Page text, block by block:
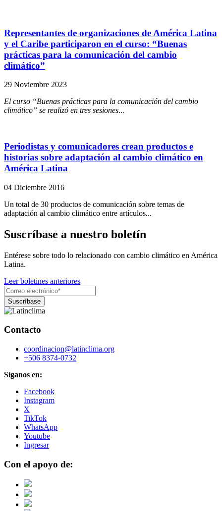
Representantes de organizaciones de América Latina
y el Caribe participaron en el curso: “Buenas
prácticas para la comunicación del cambio
climático”
29 Noviembre 2023
El curso “Buenas prácticas para la comunicación del cambio
climático” se realizó en tres sesiones...
Periodistas y comunicadores crean productos e
historias sobre adaptación al cambio climático en
América Latina
04 Diciembre 2016
Un total de 30 productos de comunicación sobre temas de
adaptación al cambio climático entre artículos...
Suscríbase a nuestro boletín
Entérese sobre todo lo relacionado con cambio climático en América
Latina.
Leer boletines anteriores
Contacto
coordinacion@latinclima.org
+506 8374-0732
Síganos en:
Facebook
Instagram
X
TikTok
WhatsApp
Youtube
Ingresar
Con el apoyo de: